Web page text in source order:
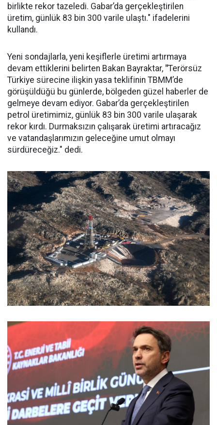
birlikte rekor tazeledi. Gabar’da gerçekleştirilen
üretim, günlük 83 bin 300 varile ulaştı." ifadelerini
kullandı.
Yeni sondajlarla, yeni keşiflerle üretimi artırmaya
devam ettiklerini belirten Bakan Bayraktar, "Terörsüz
Türkiye sürecine ilişkin yasa teklifinin TBMM’de
görüşüldüğü bu günlerde, bölgeden güzel haberler de
gelmeye devam ediyor. Gabar’da gerçekleştirilen
petrol üretimimiz, günlük 83 bin 300 varile ulaşarak
rekor kırdı. Durmaksızın çalışarak üretimi artıracağız
ve vatandaşlarımızın geleceğine umut olmayı
sürdüreceğiz." dedi.